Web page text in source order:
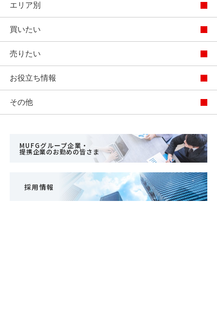
エリア別
買いたい
売りたい
お役立ち情報
その他
MUFGグループ企業・
提携企業のお勤めの皆さま
採用情報